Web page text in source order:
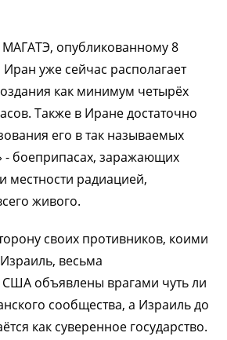
МАГАТЭ, опубликованному 8
уже сейчас располагает
как минимум четырёх
Также в Иране достаточно
его в так называемых
- боеприпасах, заражающих
местности радиацией,
живого.
своих противников, коими
весьма
объявлены врагами чуть ли
сообщества, а Израиль до
как суверенное государство.